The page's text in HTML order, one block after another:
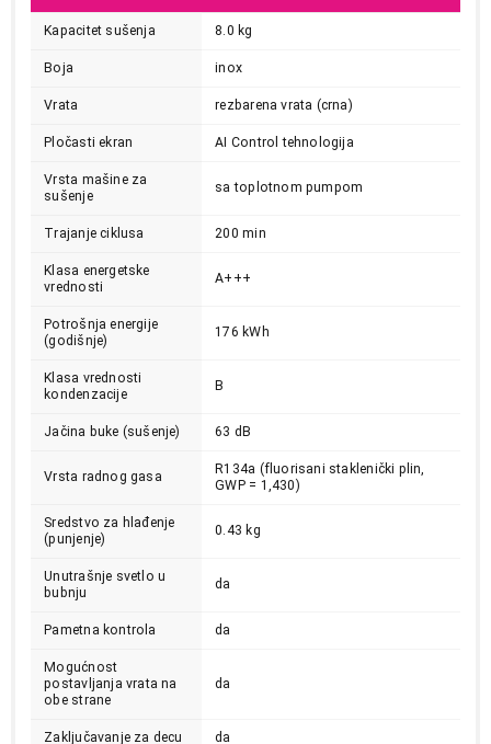
Kapacitet sušenja 8.0 kg
Boja inox
Vrata rezbarena vrata (crna)
Pločasti ekran AI Control tehnologija
Vrsta mašine za
sušenje
sa toplotnom pumpom
Trajanje ciklusa 200 min
Klasa energetske
vrednosti
A+++
Potrošnja energije
(godišnje)
176 kWh
Klasa vrednosti
kondenzacije
B
Jačina buke (sušenje) 63 dB
Vrsta radnog gasa
R134a (fluorisani staklenički plin,
GWP = 1,430)
Sredstvo za hlađenje
(punjenje)
0.43 kg
Unutrašnje svetlo u
bubnju
da
Pametna kontrola da
Mogućnost
postavljanja vrata na
obe strane
da
Zaključavanje za decu da